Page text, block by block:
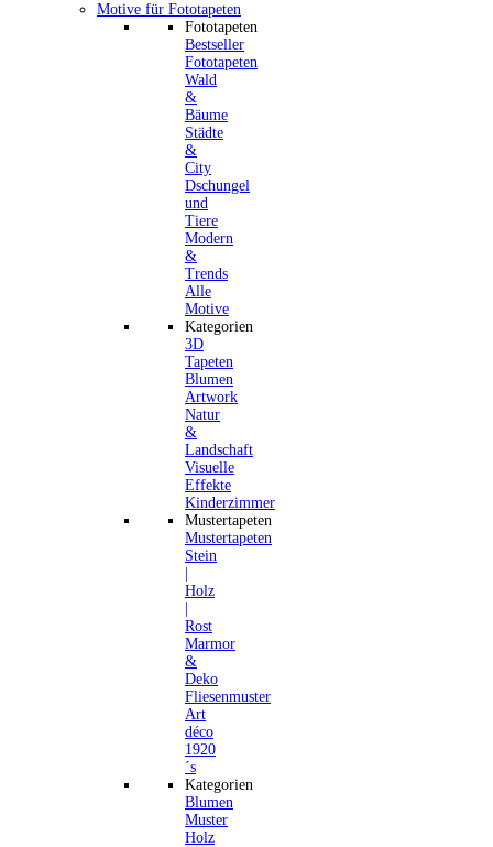
Motive für Fototapeten
Fototapeten
Bestseller
Fototapeten
Wald
&
Bäume
Städte
&
City
Dschungel
und
Tiere
Modern
&
Trends
Alle
Motive
Kategorien
3D
Tapeten
Blumen
Artwork
Natur
&
Landschaft
Visuelle
Effekte
Kinderzimmer
Mustertapeten
Mustertapeten
Stein
Holz
Rost
Marmor
&
Deko
Fliesenmuster
Art
déco
1920
´s
Kategorien
Blumen
Muster
Holz